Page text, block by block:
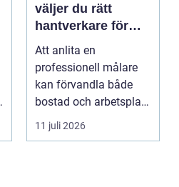
väljer du rätt
hantverkare för
hem och företag
Att anlita en
professionell målare
kan förvandla både
bostad och arbetsplats
på kort tid. Färger, yt...
11 juli 2026